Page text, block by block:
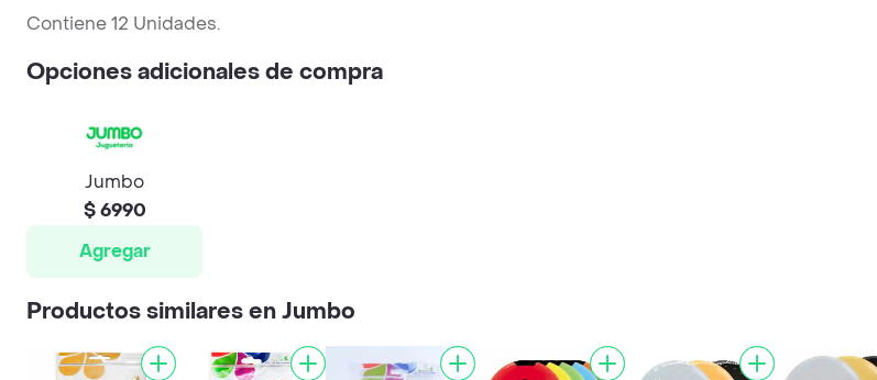
Contiene 12 Unidades.
Opciones adicionales de compra
Jumbo
$ 6990
Agregar
Productos similares en Jumbo